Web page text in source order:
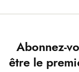
Abonnez-
être le